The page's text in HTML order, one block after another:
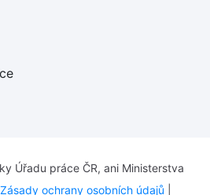
Úřadu práce ČR, ani Ministerstva
Zásady ochrany osobních údajů